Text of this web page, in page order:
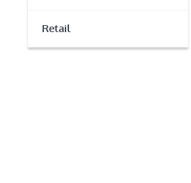
Retail